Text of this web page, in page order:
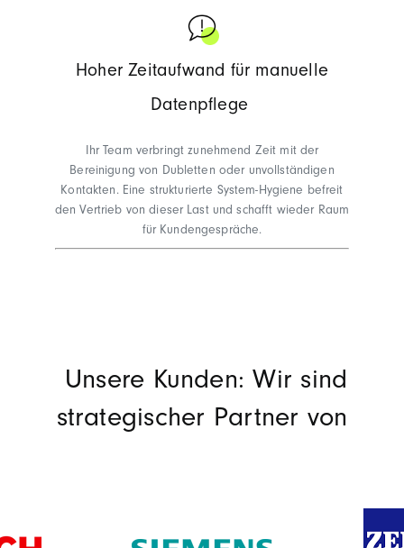
Hoher Zeitaufwand für manuelle
Datenpflege
Ihr Team verbringt zunehmend Zeit mit der
Bereinigung von Dubletten oder unvollständigen
Kontakten. Eine strukturierte System-Hygiene befreit
den Vertrieb von dieser Last und schafft wieder Raum
für Kundengespräche.
Unsere Kunden: Wir sind
strategischer Partner von